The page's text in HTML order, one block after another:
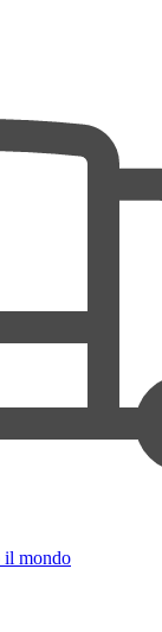
il mondo